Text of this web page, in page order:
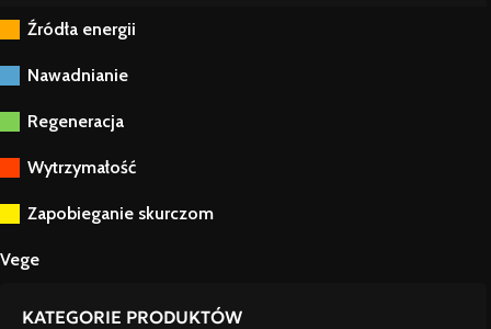
Źródła energii
Nawadnianie
Regeneracja
Wytrzymałość
Zapobieganie skurczom
Vege
KATEGORIE PRODUKTÓW